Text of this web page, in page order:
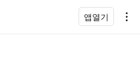
앱열기